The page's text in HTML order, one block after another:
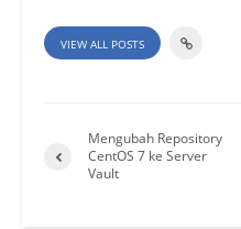
VIEW ALL POSTS
Mengubah Repository
CentOS 7 ke Server
Vault